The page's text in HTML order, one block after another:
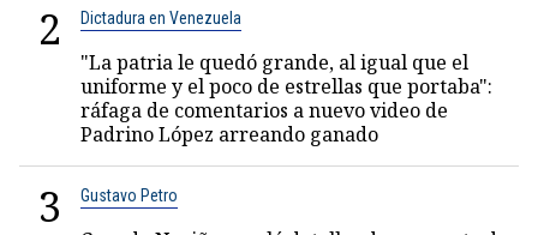
2 Dictadura en Venezuela
"La patria le quedó grande, al igual que el
uniforme y el poco de estrellas que portaba":
ráfaga de comentarios a nuevo video de
Padrino López arreando ganado
3 Gustavo Petro